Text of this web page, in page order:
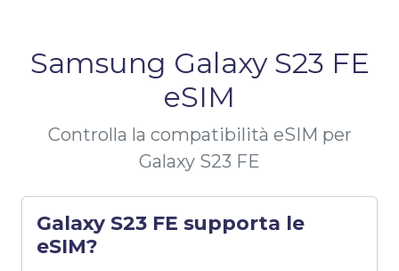
Samsung Galaxy S23 FE
eSIM
Controlla la compatibilità eSIM per
Galaxy S23 FE
Galaxy S23 FE supporta le
eSIM?